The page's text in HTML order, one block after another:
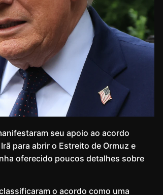
seu apoio ao acordo
para abrir o Estreito de Ormuz e
oferecido poucos detalhes sobre
o acordo como uma